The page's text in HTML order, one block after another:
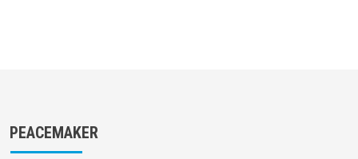
PEACEMAKER